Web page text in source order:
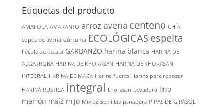
Etiquetas del producto
AMAPOLA AMARANTO arroz avena centeno CHÍA
copos de avena Cúrcuma ECOLÓGICAS espelta
Fécula de patata GARBANZO harina blanca HARINA DE
ALGARROBA HARINA DE KHORASAN HARINA DE KHORASAN
INTEGRAL HARINA DE MACA Harina fuerza Harina para rebozar
HARINA RUSTICA integral khorasan Levadura lino
marrón maíz mijo Mix de Semillas panadera PIPAS DE GIRASOL